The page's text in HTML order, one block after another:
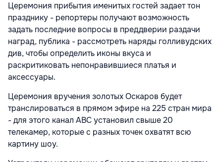
Церемония прибытия именитых гостей задает тон
празднику - репортеры получают возможность
задать последние вопросы в преддверии раздачи
наград, публика - рассмотреть наряды голливудских
див, чтобы определить иконы вкуса и
раскритиковать непонравившиеся платья и
аксессуары.
Церемония вручения золотых Оскаров будет
транслироваться в прямом эфире на 225 стран мира
- для этого канал ABC установил свыше 20
телекамер, которые с разных точек охватят всю
картину шоу.